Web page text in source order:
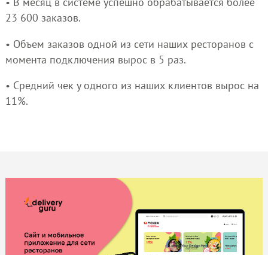
23 600 заказов.
• Объем заказов одной из сети наших ресторанов с
момента подключения вырос в 5 раз.
• Средний чек у одного из наших клиентов вырос на
11%.